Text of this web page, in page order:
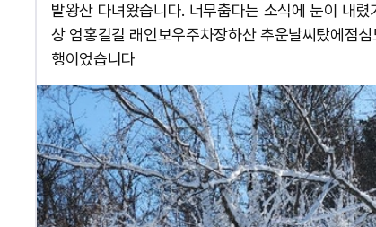
발왕산 다녀왔습니다. 너무춥다는 소식에 눈이 내
상 엄홍길길 래인보우주차장하산 추운날씨탔에점
행이었습니다